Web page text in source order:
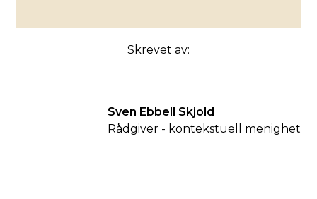
Skrevet av:
Sven Ebbell Skjold
Rådgiver - kontekstuell menighet